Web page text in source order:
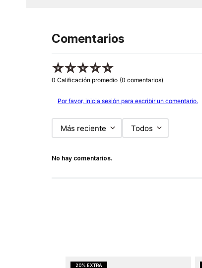
Comentarios
☆☆☆☆☆
0 Calificación promedio (0 comentarios)
Por favor, inicia sesión para escribir un comentario.
Más reciente Todos
No hay comentarios.